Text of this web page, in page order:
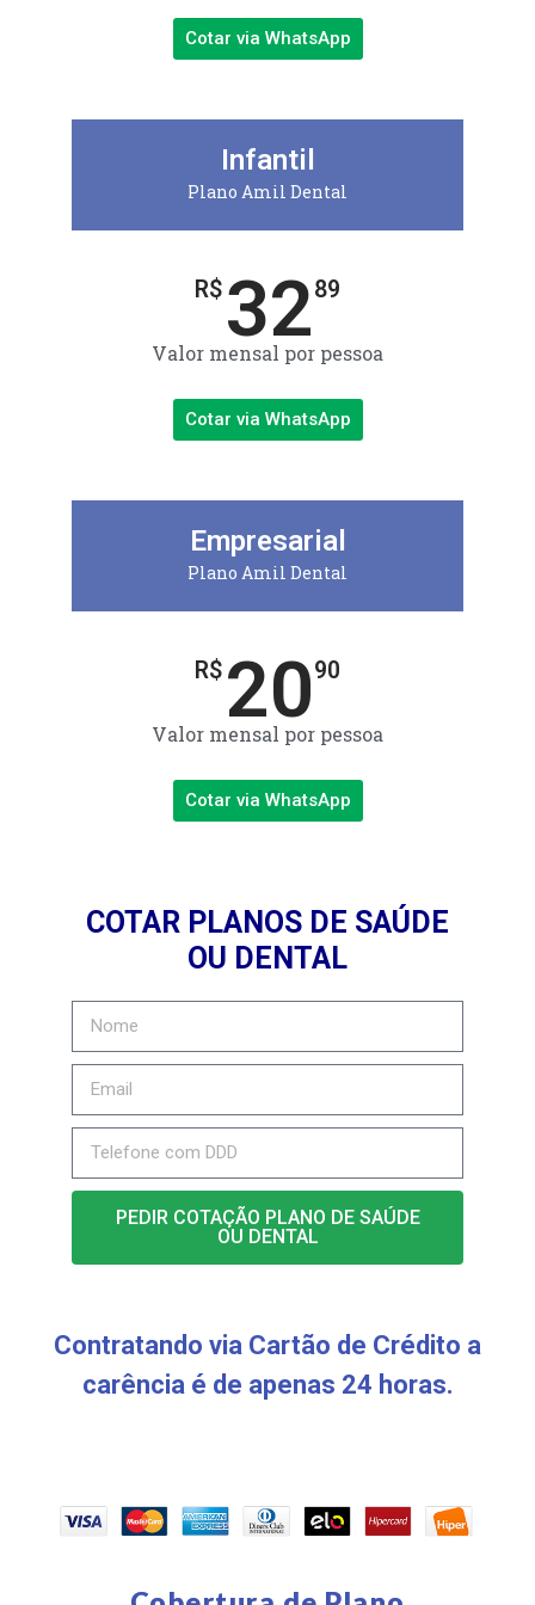
Cotar via WhatsApp
Infantil
Plano Amil Dental
R$ 3289
Valor mensal por pessoa
Cotar via WhatsApp
Empresarial
Plano Amil Dental
R$ 2090
Valor mensal por pessoa
Cotar via WhatsApp
COTAR PLANOS DE SAÚDE
OU DENTAL
PEDIR COTAÇÃO PLANO DE SAÚDE
OU DENTAL
Contratando via Cartão de Crédito a
carência é de apenas 24 horas.